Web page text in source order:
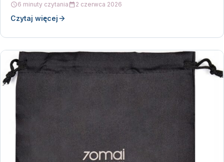
6 minuty czytania 2 czerwca 2026
Czytaj więcej